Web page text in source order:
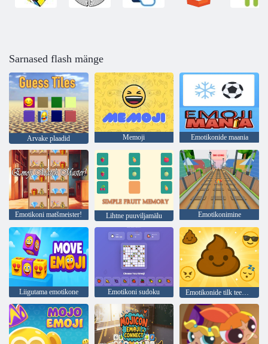
Sarnased flash mänge
Arvake plaadid Memoji Emotikonide maania
Emotikoni matšmeister! Lihtne puuviljamälu Emotikonimine
Liigutama emotikone Emotikoni sudoku Emotikonide tilk teemad